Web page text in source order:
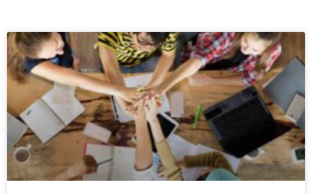
עמוד עמוד עמוד עמוד עמוד